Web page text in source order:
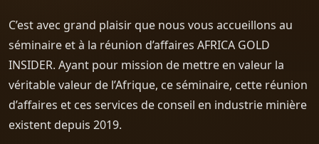
C’est avec grand plaisir que nous vous accueillons au
séminaire et à la réunion d’affaires AFRICA GOLD
INSIDER. Ayant pour mission de mettre en valeur la
véritable valeur de l’Afrique, ce séminaire, cette réunion
d’affaires et ces services de conseil en industrie minière
existent depuis 2019.